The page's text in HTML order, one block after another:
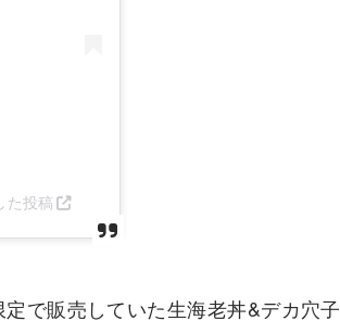
た投稿
で販売していた生海老丼&デカ穴子